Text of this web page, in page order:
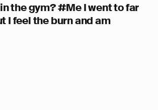
the gym? #Me I went to far
I feel the burn and am